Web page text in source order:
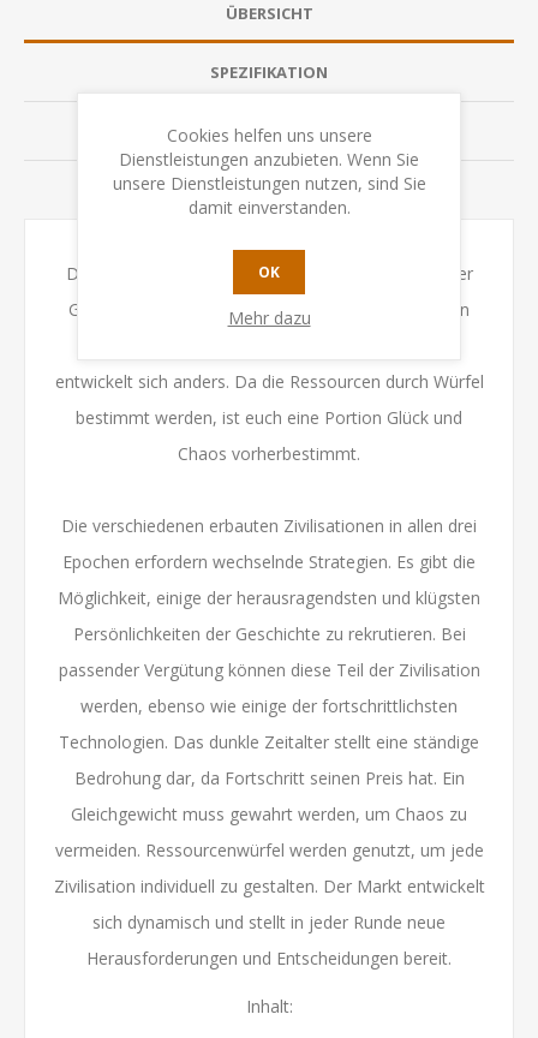
ÜBERSICHT
SPEZIFIKATION
BEWERTUNGEN
KONTAKTIEREN SIE UNS
Durch geschicktes Nutzen der 4 Einflussbereiche der
Gesellschaft und interessantem Aufbau der eigenen
entwickelt sich anders. Da die Ressourcen durch Würfel
bestimmt werden, ist euch eine Portion Glück und
Chaos vorherbestimmt.
Die verschiedenen erbauten Zivilisationen in allen drei
Epochen erfordern wechselnde Strategien. Es gibt die
Möglichkeit, einige der herausragendsten und klügsten
Persönlichkeiten der Geschichte zu rekrutieren. Bei
passender Vergütung können diese Teil der Zivilisation
werden, ebenso wie einige der fortschrittlichsten
Technologien. Das dunkle Zeitalter stellt eine ständige
Bedrohung dar, da Fortschritt seinen Preis hat. Ein
Gleichgewicht muss gewahrt werden, um Chaos zu
vermeiden. Ressourcenwürfel werden genutzt, um jede
Zivilisation individuell zu gestalten. Der Markt entwickelt
sich dynamisch und stellt in jeder Runde neue
Herausforderungen und Entscheidungen bereit.
Inhalt:
Cookies helfen uns unsere
Dienstleistungen anzubieten. Wenn Sie
unsere Dienstleistungen nutzen, sind Sie
damit einverstanden.
OK
Mehr dazu